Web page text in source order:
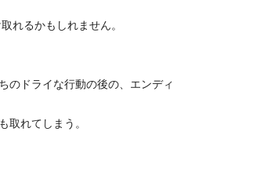
れるかもしれません。
のドライな行動の後の、エンディ
れてしまう。